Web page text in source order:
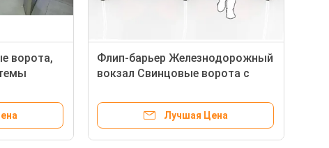
ворота,
Флип-барьер Железнодорожный
вокзал Свинцовые ворота с
нержавеющей стали
Лучшая Цена